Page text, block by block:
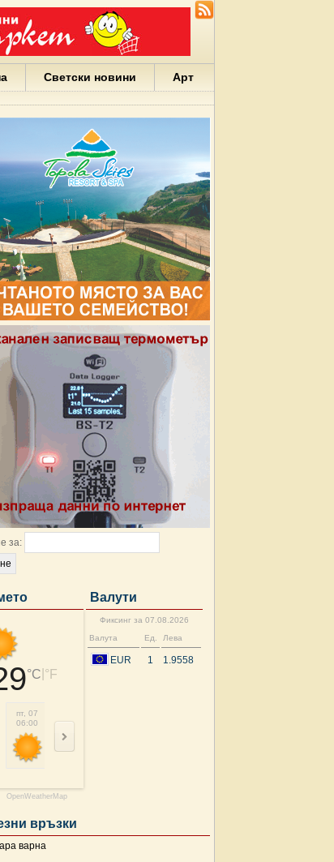
Светски новини Арт
за:
°C °F
пт, 07
06:00
09:00
OpenWeatherMap
Валути
Фиксинг за 07.08.2026
Валута
Ед. Лева
EUR 1 1.9558
връзки
варна